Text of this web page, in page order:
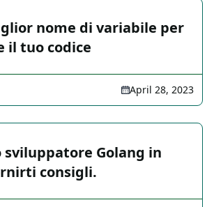
nome di variabile per
il tuo codice
April 28, 2023
sviluppatore Golang in
consigli.